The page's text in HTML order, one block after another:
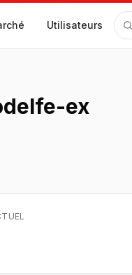
Utilisateurs
ex